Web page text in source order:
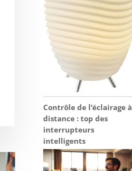
Contrôle de l’éclairage à
distance : top des
interrupteurs
intelligents